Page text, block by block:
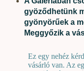
gyöződhetünk
gyönyörűek a
Meggyőzik a
Ez egy nehéz
vásárló van. Az